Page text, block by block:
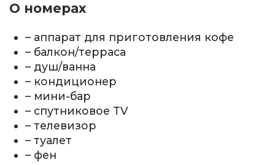
О номерах
– аппарат для приготовления кофе
– балкон/терраса
– душ/ванна
– кондиционер
– мини-бар
– спутниковое TV
– телевизор
– туалет
– фен